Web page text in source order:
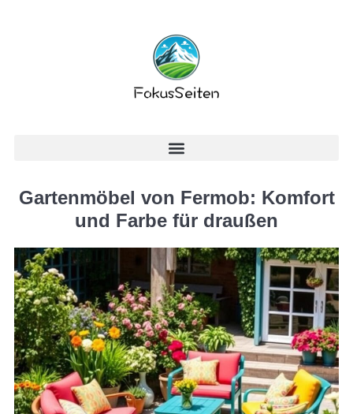
Gartenmöbel von Fermob: Komfort
und Farbe für draußen